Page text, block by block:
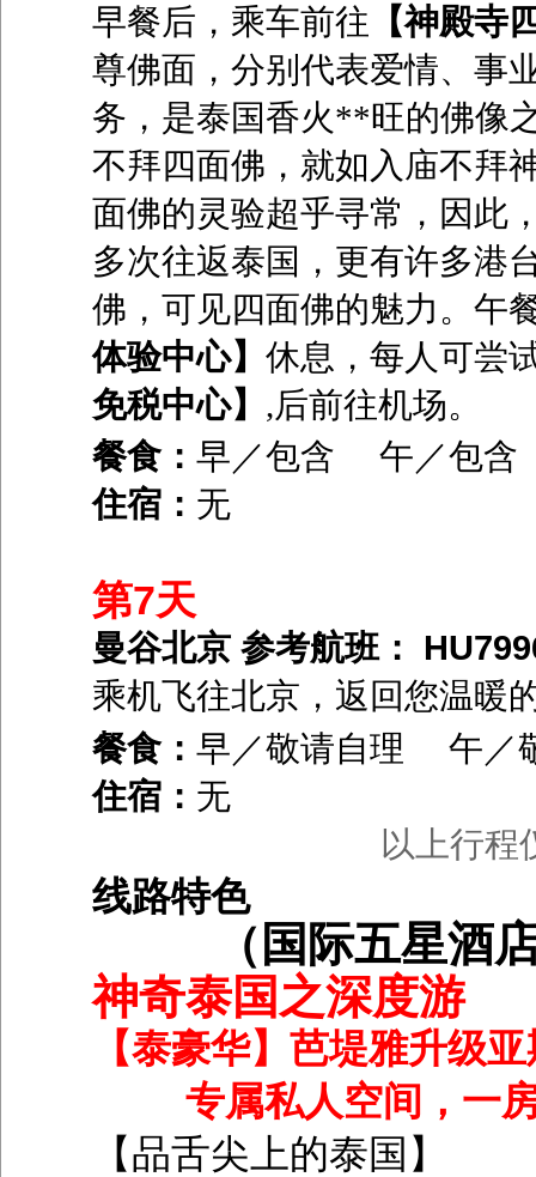
早餐后，乘车前往 【神殿寺
尊佛面，分别代表爱情、事
务，是泰国香火**旺的佛像
不拜四面佛，就如入庙不拜
面佛的灵验超乎寻常，因此
多次往返泰国，更有许多港
佛，可见四面佛的魅力。午
体验中心】 休息，每人可尝
免税中心】 ,后前往机场。
餐食： 早／包含 午／包
住宿： 无
第7天
曼谷北京 参考航班：
乘机飞往北京，返回您温暖
餐食： 早／敬请自理 午
住宿： 无
以上行程
线路特色
（国际五星酒
神奇泰国之深度游
【泰豪华】 芭堤雅升级
专属私人空间，一
【品舌尖上的泰国】